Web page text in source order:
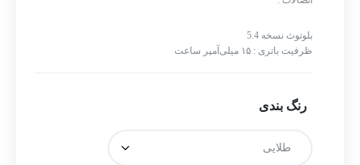
بلوتوث نسخه 5.4
ظرفیت باتری : ۱۵ میلی‌آمپر ساعت
رنگ بندی